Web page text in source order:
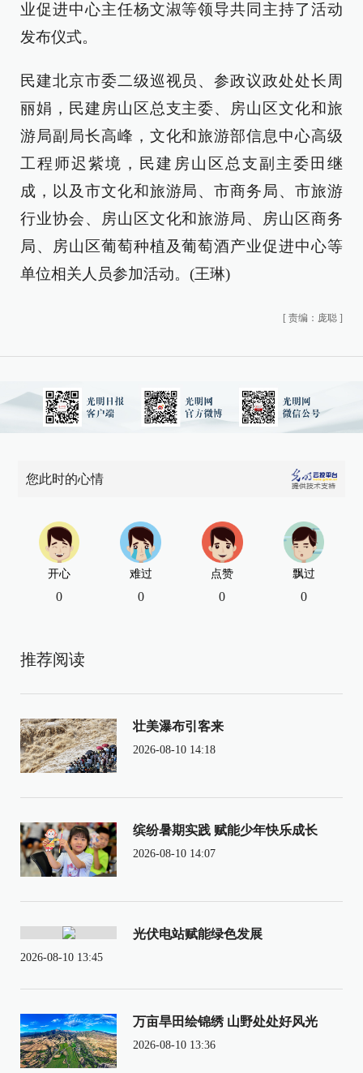
业促进中心主任杨文淑等领导共同主持了活动
发布仪式。
民建北京市委二级巡视员、参政议政处处长周
丽娟，民建房山区总支主委、房山区文化和旅
游局副局长高峰，文化和旅游部信息中心高级
工程师迟紫境，民建房山区总支副主委田继
成，以及市文化和旅游局、市商务局、市旅游
行业协会、房山区文化和旅游局、房山区商务
局、房山区葡萄种植及葡萄酒产业促进中心等
单位相关人员参加活动。(王琳)
[ 责编：庞聪 ]
您此时的心情
开心
0
难过
0
点赞
0
飘过
0
推荐阅读
壮美瀑布引客来
2026-08-10 14:18
缤纷暑期实践 赋能少年快乐成长
2026-08-10 14:07
光伏电站赋能绿色发展
2026-08-10 13:45
万亩旱田绘锦绣 山野处处好风光
2026-08-10 13:36